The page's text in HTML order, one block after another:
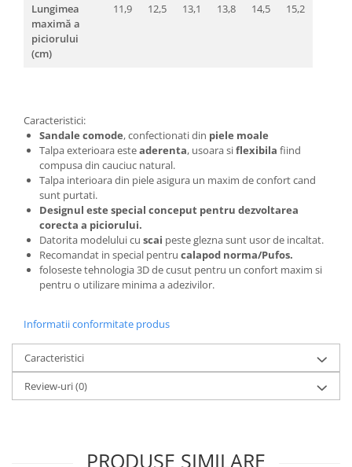
Lungimea
maximă a
piciorului
(cm)
11,9 12,5 13,1 13,8 14,5 15,2
Caracteristici:
Sandale comode, confectionati din piele moale
Talpa exterioara esteaderenta, usoara siflexibila fiind
compusa din cauciuc natural.
Talpa interioara din piele asigura un maxim de confort cand
sunt purtati.
Designul este special conceput pentru dezvoltarea
corecta a piciorului.
Datorita modelului cu scai peste glezna sunt usor de incaltat.
Recomandat in special pentru calapod norma/Pufos.
foloseste tehnologia 3D de cusut pentru un confort maxim si
pentru o utilizare minima a adezivilor.
Informatii conformitate produs
Caracteristici
Review-uri(0)
PRODUSE SIMILARE